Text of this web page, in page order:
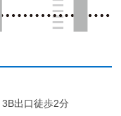
出口徒歩2分